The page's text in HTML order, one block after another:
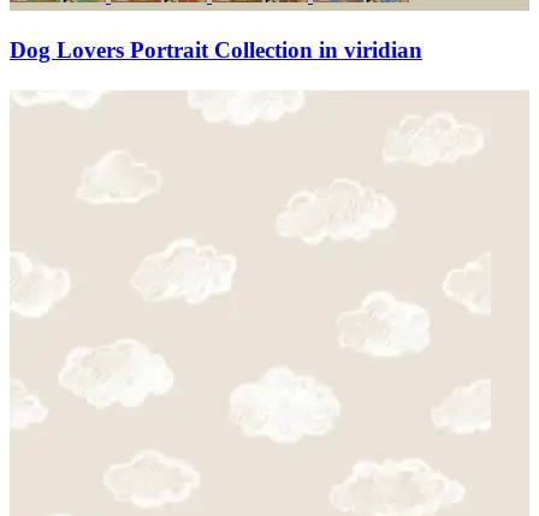
Dog Lovers Portrait Collection in viridian